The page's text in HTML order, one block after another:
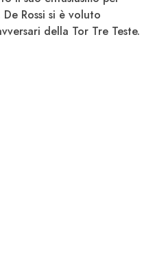
Rossi si è voluto
della Tor Tre Teste.